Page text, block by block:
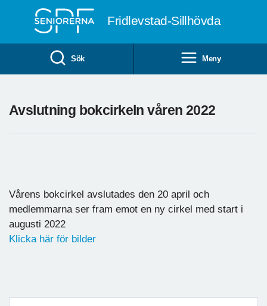
Fridlevstad-Sillhövda
Sök Meny
Avslutning bokcirkeln våren 2022
Vårens bokcirkel avslutades den 20 april och
medlemmarna ser fram emot en ny cirkel med start i
augusti 2022
Klicka här för bilder